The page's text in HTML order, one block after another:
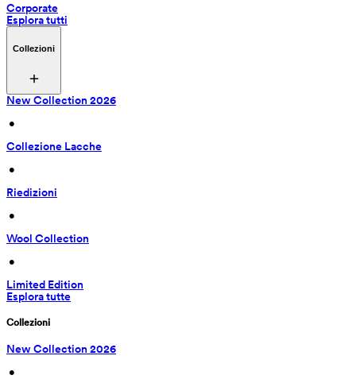
Corporate
Esplora tutti
Collezioni
New Collection 2026
•
Collezione Lacche
•
Riedizioni
•
Wool Collection
•
Limited Edition
Esplora tutte
Collezioni
New Collection 2026
•